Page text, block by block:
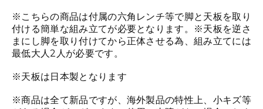
※こちらの商品は付属の六角レンチ等で脚と天板を取り
付ける簡単な組み立てが必要となります。※天板を逆さ
まにし脚を取り付けてから正体させる為、組み立てには
最低大人2人が必要です。
※天板は日本製となります
※商品は全て新品ですが、海外製品の特性上、小キズ等